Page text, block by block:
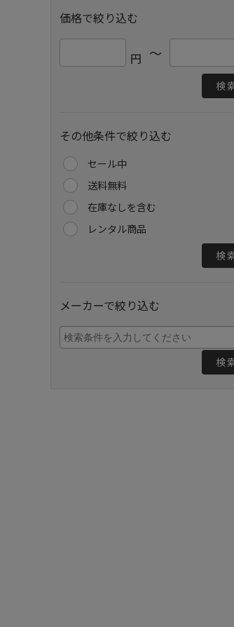
価格で絞り込む
円 ～
検
その他条件で絞り込む
セール中
送料無料
在庫なしを含む
レンタル商品
検
メーカーで絞り込む
検